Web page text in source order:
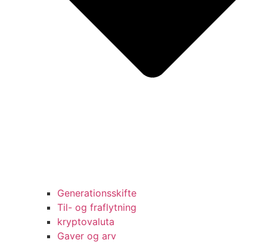
Generationsskifte
Til- og fraflytning
kryptovaluta
Gaver og arv